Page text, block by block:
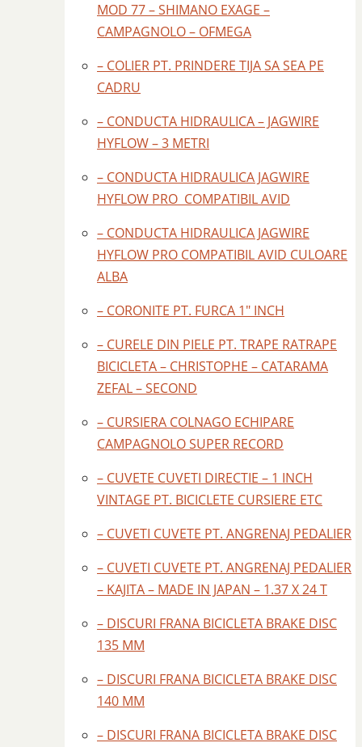
MOD 77 – SHIMANO EXAGE –
CAMPAGNOLO – OFMEGA
– COLIER PT. PRINDERE TIJA SA SEA PE
CADRU
– CONDUCTA HIDRAULICA – JAGWIRE
HYFLOW – 3 METRI
– CONDUCTA HIDRAULICA JAGWIRE
HYFLOW PRO COMPATIBIL AVID
– CONDUCTA HIDRAULICA JAGWIRE
HYFLOW PRO COMPATIBIL AVID CULOARE
ALBA
– CORONITE PT. FURCA 1" INCH
– CURELE DIN PIELE PT. TRAPE RATRAPE
BICICLETA – CHRISTOPHE – CATARAMA
ZEFAL – SECOND
– CURSIERA COLNAGO ECHIPARE
CAMPAGNOLO SUPER RECORD
– CUVETE CUVETI DIRECTIE – 1 INCH
VINTAGE PT. BICICLETE CURSIERE ETC
– CUVETI CUVETE PT. ANGRENAJ PEDALIER
– CUVETI CUVETE PT. ANGRENAJ PEDALIER
– KAJITA – MADE IN JAPAN – 1.37 X 24 T
– DISCURI FRANA BICICLETA BRAKE DISC
135 MM
– DISCURI FRANA BICICLETA BRAKE DISC
140 MM
– DISCURI FRANA BICICLETA BRAKE DISC